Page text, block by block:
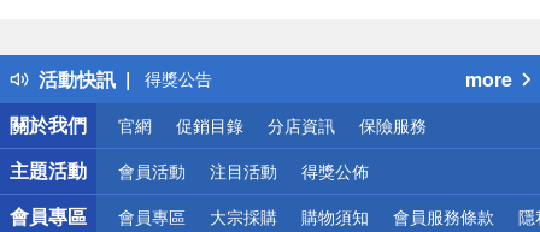
活動快訊
熱門話題
銀行優惠
偏遠地區配送
詐騙網頁！請小心！
more
關於我們
官網 促銷目錄 分店資訊 保險服務
主題活動 會員活動 注目活動 得獎公佈
會員專區 會員專區 大宗採購 購物須知 會員服務條款 隱